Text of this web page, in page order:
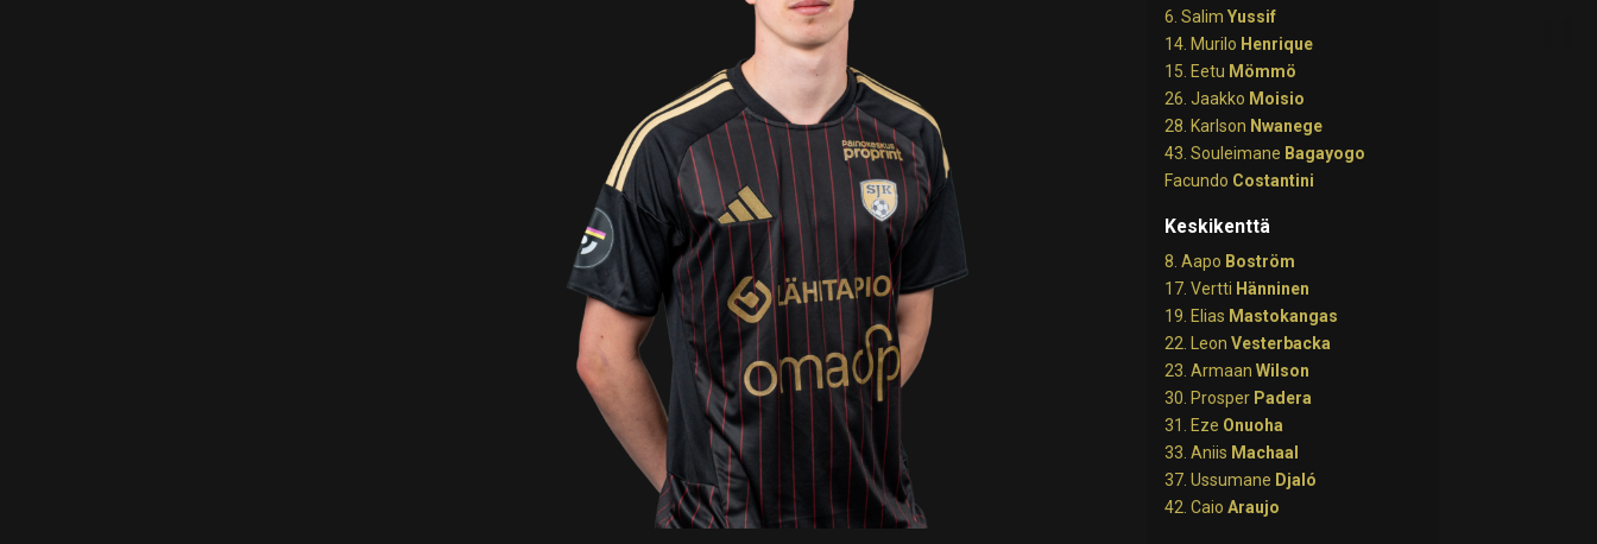
6. Salim Yussif
14. Murilo Henrique
15. Eetu Mömmö
26. Jaakko Moisio
28. Karlson Nwanege
43. Souleimane Bagayogo
Facundo Costantini
Keskikenttä
8. Aapo Boström
17. Vertti Hänninen
19. Elias Mastokangas
22. Leon Vesterbacka
23. Armaan Wilson
30. Prosper Padera
31. Eze Onuoha
33. Aniis Machaal
37. Ussumane Djaló
42. Caio Araujo